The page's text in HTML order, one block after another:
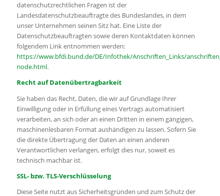
datenschutzrechtlichen Fragen ist der
Landesdatenschutzbeauftragte des Bundeslandes, in dem
unser Unternehmen seinen Sitz hat. Eine Liste der
Datenschutzbeauftragten sowie deren Kontaktdaten können
folgendem Link entnommen werden:
https://www.bfdi.bund.de/DE/Infothek/Anschriften_Links/
node.html.
Recht auf Datenübertragbarkeit
Sie haben das Recht, Daten, die wir auf Grundlage Ihrer
Einwilligung oder in Erfüllung eines Vertrags automatisiert
verarbeiten, an sich oder an einen Dritten in einem gängigen,
maschinenlesbaren Format aushändigen zu lassen. Sofern Sie
die direkte Übertragung der Daten an einen anderen
Verantwortlichen verlangen, erfolgt dies nur, soweit es
technisch machbar ist.
SSL- bzw. TLS-Verschlüsselung
Diese Seite nutzt aus Sicherheitsgründen und zum Schutz der